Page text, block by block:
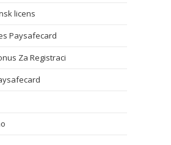
licens
Paysafecard
Za Registraci